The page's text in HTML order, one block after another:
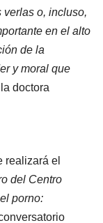
verlas o, incluso,
en el alto
de la
y moral que
doctora
realizará el
del Centro
porno: